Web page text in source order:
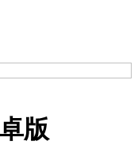
版